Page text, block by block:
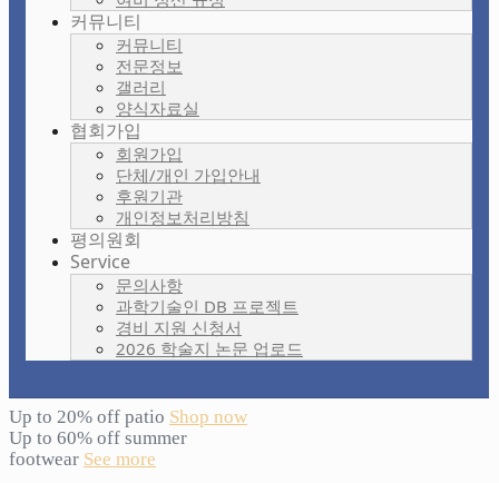
커뮤니티
커뮤니티
전문정보
갤러리
양식자료실
협회가입
회원가입
단체/개인 가입안내
후원기관
개인정보처리방침
평의원회
Service
문의사항
과학기술인 DB 프로젝트
경비 지원 신청서
2026 학술지 논문 업로드
Up to 20% off patio Shop now
Up to 60% off summer
footwear See more